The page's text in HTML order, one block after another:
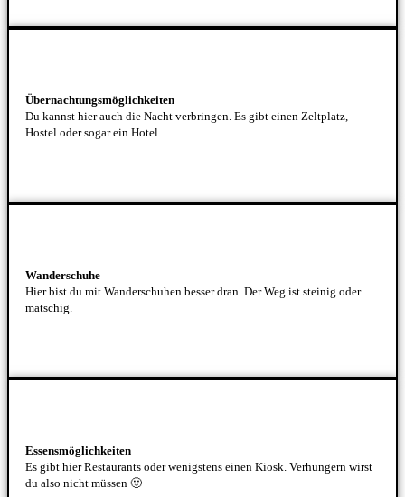
Übernachtungsmöglichkeiten
Du kannst hier auch die Nacht verbringen. Es gibt einen Zeltplatz,
Hostel oder sogar ein Hotel.
Wanderschuhe
Hier bist du mit Wanderschuhen besser dran. Der Weg ist steinig oder
matschig.
Essensmöglichkeiten
Es gibt hier Restaurants oder wenigstens einen Kiosk. Verhungern wirst
du also nicht müssen 🙂